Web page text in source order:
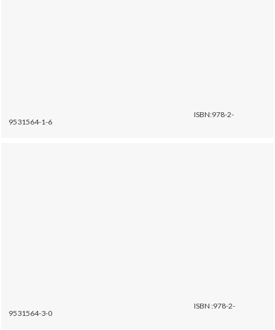
ISBN:978-2-
9531564-1-6
ISBN :978-2-
9531564-3-0